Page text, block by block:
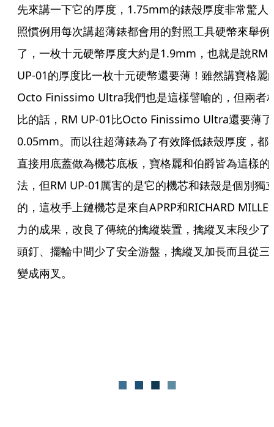
先來講一下它的厚度，1.75mm的錶殼厚度非常驚人
照慣例用每次講超薄錶都會用的對照工具硬幣來舉例
了，一枚十元硬幣厚度大約是1.9mm，也就是說RM
UP-01的厚度比一枚十元硬幣還要薄！雖然講寶格麗
Octo Finissimo Ultra我們也是這樣譬喻的，但兩者
比的話，RM UP-01比Octo Finissimo Ultra還要薄了
0.05mm。而以往超薄錶為了有效降低錶殼厚度，都
直接用底蓋做為機芯底板，寶格麗和伯爵皆為這樣的
法，但RM UP-01厲害的是它的機芯和錶殼是個別獨
的，這枚手上鏈機芯是來自APRP和RICHARD MILLE
力的成果，改良了傳統的擒縱裝置，擒縱叉末段少了
頭釘、擺輪中間少了安全游盤，擒縱叉加長而且從三
變成兩叉。